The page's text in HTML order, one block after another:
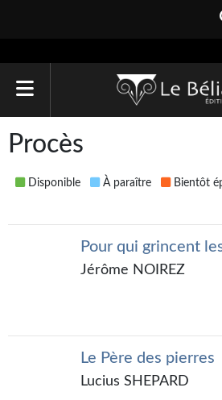
ACCUEIL
Une Heure-Lumière
Archive du Futur
Quarante-Deux
Procès
Disponible À paraître Bientôt
Pour qui grincent
Jérôme NOIREZ
Le Père des pierres
Lucius SHEPARD